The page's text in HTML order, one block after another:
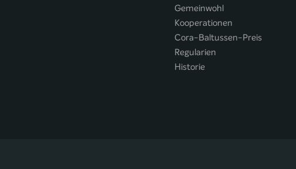
Gemeinwohl
Kooperationen
Cora-Baltussen-Preis
Regularien
Historie